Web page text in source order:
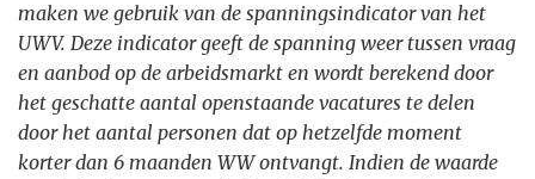
maken we gebruik van de spanningsindicator van het
UWV. Deze indicator geeft de spanning weer tussen vraag
en aanbod op de arbeidsmarkt en wordt berekend door
het geschatte aantal openstaande vacatures te delen
door het aantal personen dat op hetzelfde moment
korter dan 6 maanden WW ontvangt. Indien de waarde